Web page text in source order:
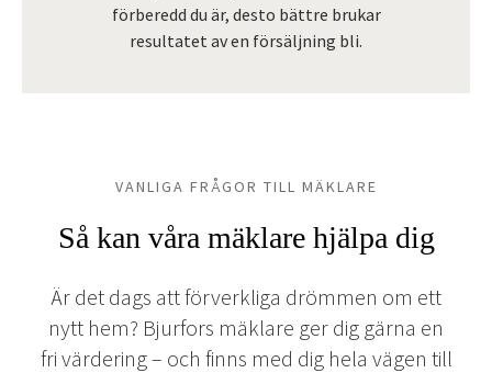
förberedd du är, desto bättre brukar
resultatet av en försäljning bli.
VANLIGA FRÅGOR TILL MÄKLARE
Så kan våra mäklare hjälpa dig
Är det dags att förverkliga drömmen om ett
nytt hem? Bjurfors mäklare ger dig gärna en
fri värdering – och finns med dig hela vägen till